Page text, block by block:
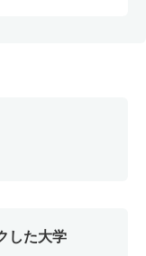
した大学